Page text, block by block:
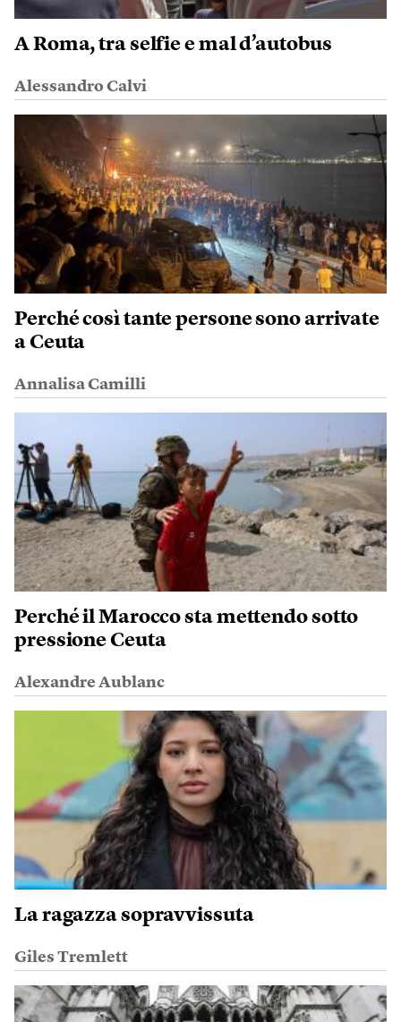
A Roma, tra selfie e mal d’autobus
Alessandro Calvi
Perché così tante persone sono arrivate
a Ceuta
Annalisa Camilli
Perché il Marocco sta mettendo sotto
pressione Ceuta
Alexandre Aublanc
La ragazza sopravvissuta
Giles Tremlett